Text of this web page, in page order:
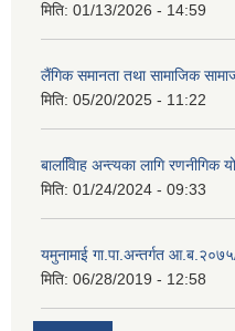
मिति: 01/13/2026 - 14:59
लैंगिक समानता तथा सामाजिक
मिति: 05/20/2025 - 11:22
बालवििाह अन्त्यका लागि रणनीगिक
मिति: 01/24/2024 - 09:33
यमुनामाई गा.पा.अन्तर्गत
मिति: 06/28/2019 - 12:58